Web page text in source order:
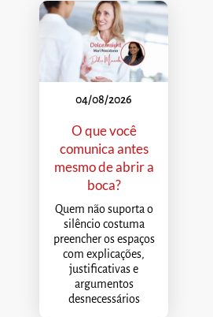
04/08/2026
O que você
comunica antes
mesmo de abrir a
boca?
Quem não suporta o
silêncio costuma
preencher os espaços
com explicações,
justificativas e
argumentos
desnecessários